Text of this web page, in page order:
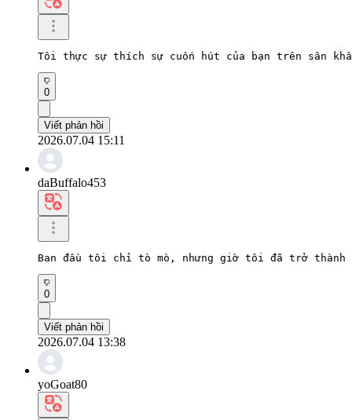
Tôi thực sự thích sự cuốn hút của bạn trên sân
0
Viết phản hồi
2026.07.04 15:11
daBuffalo453
Ban đầu tôi chỉ tò mò, nhưng giờ tôi đã trở thành
0
Viết phản hồi
2026.07.04 13:38
yoGoat80